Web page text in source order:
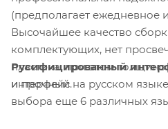
(предполагает ежедневное
Высочайшее качество
комплектующих, нет
пластика, при этом
и прочный.
Русифицированный
интерфейс на русском
выбора еще 6 различных